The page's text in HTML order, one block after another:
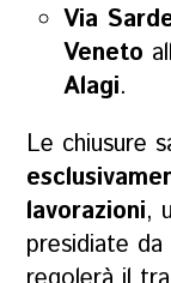
Via
Veneto
Alagi.
Le chiusure
lavorazioni,
presidiate